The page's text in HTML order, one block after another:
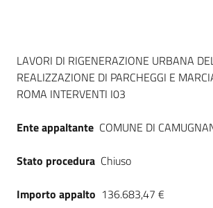
Piattaforme
telematiche
Dati del bando
LAVORI DI RIGENERAZIONE URBANA
REALIZZAZIONE DI PARCHEGGI E
ROMA INTERVENTI I03
Ente appaltante COMUNE DI
Stato procedura Chiuso
Importo appalto 136.683,47 €